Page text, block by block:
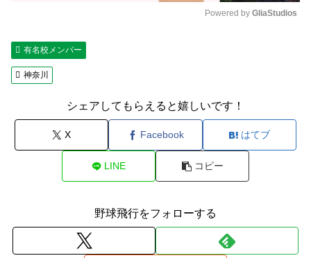
Powered by GliaStudios
有名校メンバー
神奈川
シェアしてもらえると嬉しいです！
X Facebook はてブ
LINE コピー
野球飛行をフォローする